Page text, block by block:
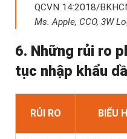
QCVN 14:2018/
Ms. Apple, CCO, 3W
6. Những rủi ro
tục nhập khẩu
RỦI RO BIỂU